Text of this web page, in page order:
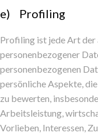
e) Profiling
Profiling ist jede Art
personenbezogener
personenbezogenen
persönliche Aspekte,
zu bewerten,
Arbeitsleistung,
Vorlieben, Interessen,